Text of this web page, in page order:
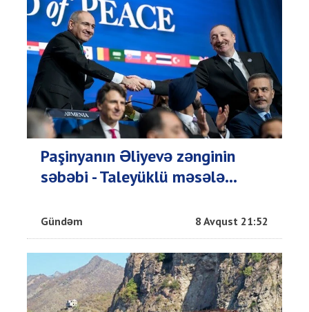
Paşinyanın Əliyevə zənginin
səbəbi - Taleyüklü məsələ...
Gündəm 8 Avqust 21:52